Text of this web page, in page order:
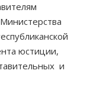
юстиции,
и